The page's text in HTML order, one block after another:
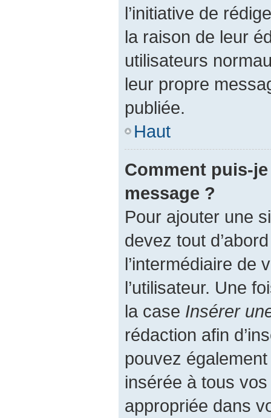
l’initiative de
la raison de leur
utilisateurs
leur propre
publiée.
Haut
Comment puis-
message ?
Pour ajouter une
devez tout
l’intermédiaire de
l’utilisateur. Une
la case Insérer
rédaction afin
pouvez
insérée à tous
appropriée dans